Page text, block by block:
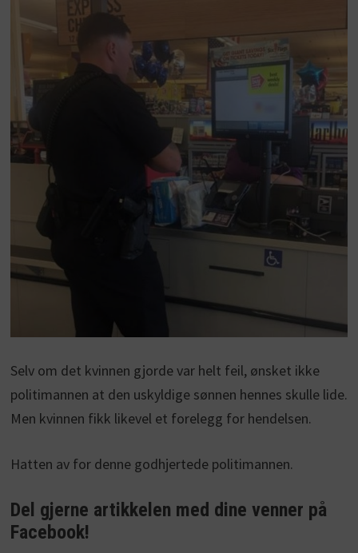
Selv om det kvinnen gjorde var helt feil, ønsket ikke
politimannen at den uskyldige sønnen hennes skulle lide.
Men kvinnen fikk likevel et forelegg for hendelsen.
Hatten av for denne godhjertede politimannen.
Del gjerne artikkelen med dine venner på
Facebook!